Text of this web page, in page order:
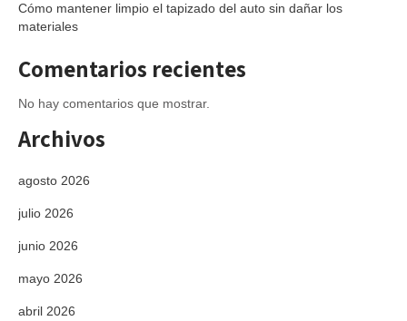
Cómo mantener limpio el tapizado del auto sin dañar los
materiales
Comentarios recientes
No hay comentarios que mostrar.
Archivos
agosto 2026
julio 2026
junio 2026
mayo 2026
abril 2026